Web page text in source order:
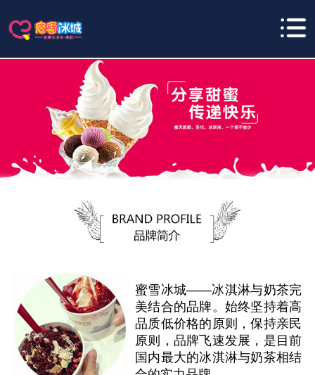
蜜雪冰城——冰淇淋与奶茶完
美结合的品牌。始终坚持着高
品质低价格的原则，保持亲民
原则，品牌飞速发展，是目前
国内最大的冰淇淋与奶茶相结